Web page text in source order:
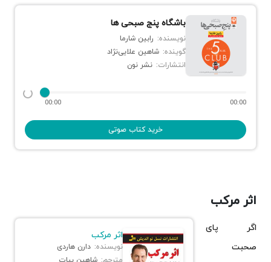
باشگاه پنج صبحی ها
نویسنده: رابین شارما
گوینده: شاهین علایی‌نژاد
انتشارات: نشر نون
00:00 00:00
خرید کتاب صوتی
اثر مرکب
اثر مرکب
نویسنده: دارن هاردی
اگر پای
صحبت